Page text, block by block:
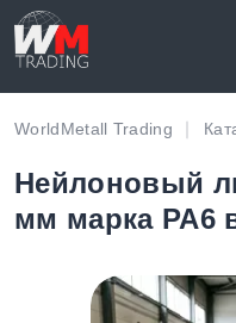
WorldMetall Trading
Нейлоновый
мм марка PA6